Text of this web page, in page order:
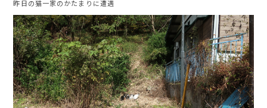
昨日の猫一家のかたまりに遭遇